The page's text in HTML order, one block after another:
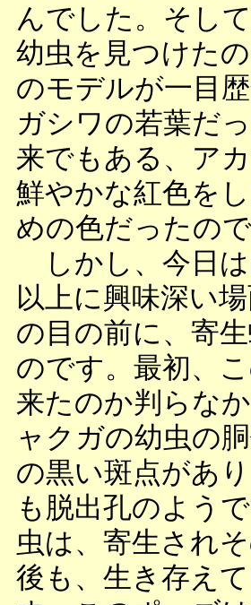
んでした。そし
幼虫を見つけた
のモデルが一目
ガシワの若葉だ
来でもある、ア
鮮やかな紅色を
めの色だったので
しかし、今日
以上に興味深い
の目の前に、寄
のです。最初、
来たのか判らな
ャクガの幼虫の
の黒い斑点があ
も脱出孔のよう
虫は、寄生され
後も、生き存え